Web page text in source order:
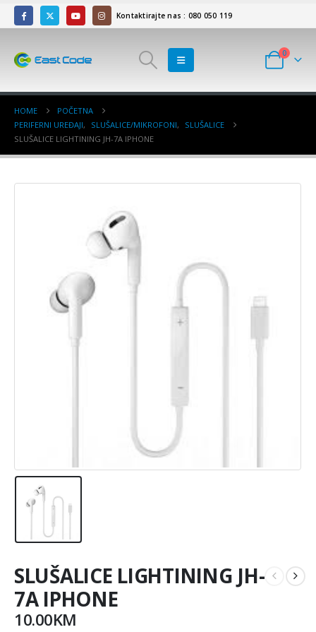
Kontaktirajte nas : 080 050 119
0
HOME
POČETNA
PERIFERNI UREĐAJI, SLUŠALICE/MIKROFONI,
SLUŠALICE
SLUŠALICE LIGHTINING JH-7A IPHONE
SLUŠALICE LIGHTINING JH-
7A IPHONE
10.00KM